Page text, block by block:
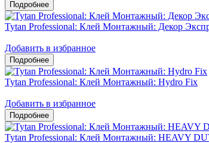
Tytan Professional: Клей Монтажный: Декор
Добавить в избранное
Tytan Professional: Клей Монтажный: Hydro Fix
Добавить в избранное
Tytan Professional: Клей Монтажный: HEAVY